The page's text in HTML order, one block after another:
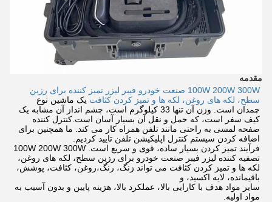
مقدمه
100W 200W 300W صنعت خودرو فیبر لیزر تمیز کننده برای رزین
سطح، لکه های روغن، لکه ها و تمیز کردن کثافت یک ماشین نوع
چمدان است. وزن آن تنها 33 کیلوگرم است، چشم انداز آن مشابه یک
کیف سفر است، که حمل و نقل آن بسیار آسان است.کنترل کننده
صفحه لمسی به راحتی مانند تلفن همراه کار می کند. ما همچنین برای
اضافه کردن سیستم کنترل اپلیکیشن تلفن تایید کردیم.
فرآیند تمیز کردن بسیار ساده، قوی و سریع است. 100W 200W 300W
تصفیه کننده لیزر فیبر صنعت خودرو برای رزین سطح، لکه های روغن،
لکه ها و تمیز کردن کثافت می تواند زنگ، رنگ،روغن، کثافت، پوشش،
باقیمانده، لایه اکسید، و
سایر مواد هدف با کارایی بالا، عملکرد بالا، هزینه پایین و بدون آسیب به
مواد اولیه.